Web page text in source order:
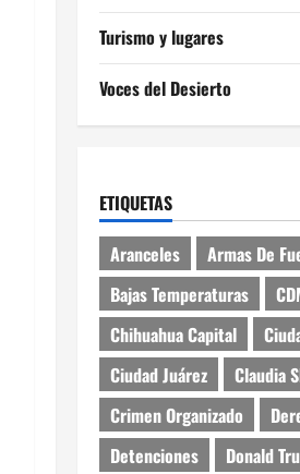
Turismo y lugares
Voces del Desierto
ETIQUETAS
Aranceles
Armas De
Bajas Temperaturas
Chihuahua Capital
Ciudad Juárez
Claudia
Crimen Organizado
Detenciones
Donald